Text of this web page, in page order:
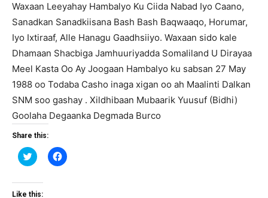
Waxaan Leeyahay Hambalyo Ku Ciida Nabad Iyo Caano,
Sanadkan Sanadkiisana Bash Bash Baqwaaqo, Horumar,
Iyo Ixtiraaf, Alle Hanagu Gaadhsiiyo. Waxaan sido kale
Dhamaan Shacbiga Jamhuuriyadda Somaliland U Dirayaa
Meel Kasta Oo Ay Joogaan Hambalyo ku sabsan 27 May
1988 oo Todaba Casho inaga xigan oo ah Maalinti Dalkan
SNM soo gashay . Xildhibaan Mubaarik Yuusuf (Bidhi)
Goolaha Degaanka Degmada Burco
Share this:
Click
to
Twitter
(Opens
Click
to
Like this: